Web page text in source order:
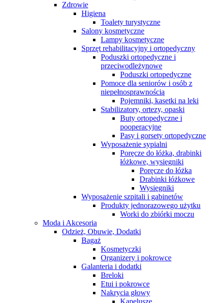
Zdrowie
Higiena
Toalety turystyczne
Salony kosmetyczne
Lampy kosmetyczne
Sprzęt rehabilitacyjny i ortopedyczny
Poduszki ortopedyczne i
przeciwodleżynowe
Poduszki ortopedyczne
Pomoce dla seniorów i osób z
niepełnosprawnością
Pojemniki, kasetki na leki
Stabilizatory, ortezy, opaski
Buty ortopedyczne i
pooperacyjne
Pasy i gorsety ortopedyczne
Wyposażenie sypialni
Poręcze do łóżka, drabinki
łóżkowe, wysięgniki
Poręcze do łóżka
Drabinki łóżkowe
Wysięgniki
Wyposażenie szpitali i gabinetów
Produkty jednorazowego użytku
Worki do zbiórki moczu
Moda i Akcesoria
Odzież, Obuwie, Dodatki
Bagaż
Kosmetyczki
Organizery i pokrowce
Galanteria i dodatki
Breloki
Etui i pokrowce
Nakrycia głowy
Kapelusze